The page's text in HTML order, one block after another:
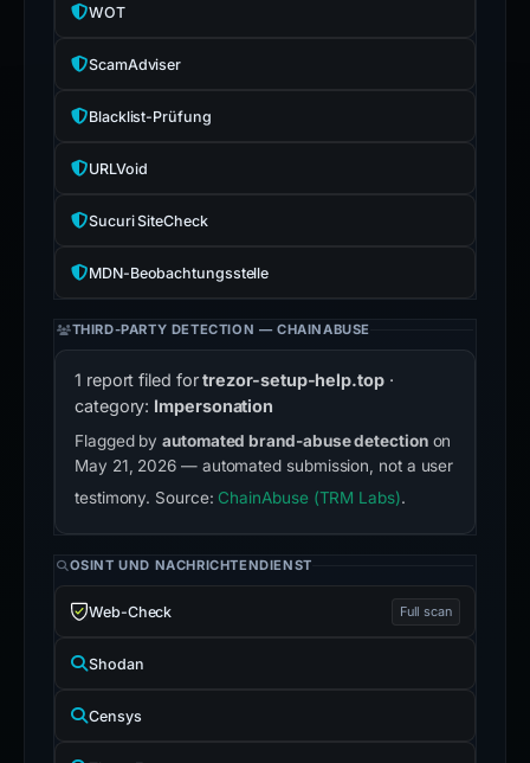
WOT
ScamAdviser
Blacklist-Prüfung
URLVoid
Sucuri SiteCheck
MDN-Beobachtungsstelle
THIRD-PARTY DETECTION — CHAINABUSE
1 report filed fortrezor-setup-help.top·
category: Impersonation
Flagged byautomated brand-abuse detectionon
May 21, 2026 — automated submission, not a user
testimony. Source: ChainAbuse (TRM Labs).
OSINT UND NACHRICHTENDIENST
Web-Check Full scan
Shodan
Censys